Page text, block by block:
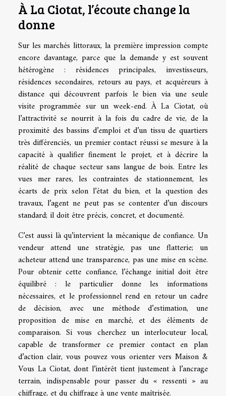
À La Ciotat, l’écoute change la
donne
Sur les marchés littoraux, la première impression compte
encore davantage, parce que la demande y est souvent
hétérogène : résidences principales, investisseurs,
résidences secondaires, retours au pays, et acquéreurs à
distance qui découvrent parfois le bien via une seule
visite programmée sur un week-end. À La Ciotat, où
l’attractivité se nourrit à la fois du cadre de vie, de la
proximité des bassins d’emploi et d’un tissu de quartiers
très différenciés, un premier contact réussi se mesure à la
capacité à qualifier finement le projet, et à décrire la
réalité de chaque secteur sans langue de bois. Entre les
vues mer rares, les contraintes de stationnement, les
écarts de prix selon l’état du bien, et la question des
travaux, l’agent ne peut pas se contenter d’un discours
standard; il doit être précis, concret, et documenté.
C’est aussi là qu’intervient la mécanique de confiance. Un
vendeur attend une stratégie, pas une flatterie; un
acheteur attend une transparence, pas une mise en scène.
Pour obtenir cette confiance, l’échange initial doit être
équilibré : le particulier donne les informations
nécessaires, et le professionnel rend en retour un cadre
de décision, avec une méthode d’estimation, une
proposition de mise en marché, et des éléments de
comparaison. Si vous cherchez un interlocuteur local,
capable de transformer ce premier contact en plan
d’action clair, vous pouvez vous orienter vers Maison &
Vous La Ciotat, dont l’intérêt tient justement à l’ancrage
terrain, indispensable pour passer du « ressenti » au